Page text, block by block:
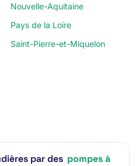
Nouvelle-Aquitaine
Pays de la Loire
Saint-Pierre-et-Miquelon
par des pompes à